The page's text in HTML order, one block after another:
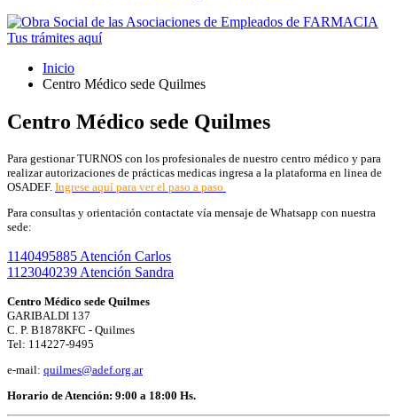
Tus trámites aquí
Inicio
Centro Médico sede Quilmes
Centro Médico sede Quilmes
Para gestionar TURNOS con los profesionales de nuestro centro médico y para
realizar autorizaciones de prácticas medicas ingresa a la plataforma en linea de
OSADEF. Ingrese aquí para ver el paso a paso
Para consultas y orientación contactate vía mensaje de Whatsapp con nuestra
sede:
1140495885 Atención Carlos
1123040239 Atención Sandra
Centro Médico sede Quilmes
GARIBALDI 137
C. P. B1878KFC - Quilmes
Tel: 114227-9495
e-mail: quilmes@adef.org.ar
Horario de Atención: 9:00 a 18:00 Hs.